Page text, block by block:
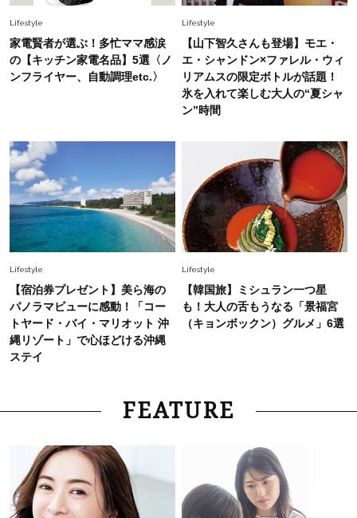
Lifestyle
家電賢者が選ぶ！多忙ママ感涙
の【キッチン家電名品】5選〈ノ
ンフライヤー、自動調理etc.〉
Lifestyle
【山下智久さんも登場】モエ・
エ・シャンドン×ファレル・ウィ
リアムスの限定ボトルが話題！
氷を入れて楽しむ大人の“夏シャ
ン”時間
Lifestyle
【宿泊券プレゼント】美ら海の
パノラマビューに感動！「コー
トヤード・バイ・マリオット 沖
縄リゾート」で心ほどける沖縄
ステイ
Lifestyle
【韓国旅】ミシュラン一つ星
も！大人の舌もうなる「景福宮
（キョンボックン）グルメ」6選
FEATURE